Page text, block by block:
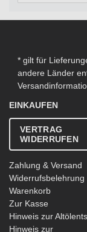
* gilt für
andere Länder
EINKAUFEN
VERTRAG
WIDERRUFEN
Zahlung & Versand
Widerrufsbelehrung
Warenkorb
Zur Kasse
Hinweis zur
Hinweis zur